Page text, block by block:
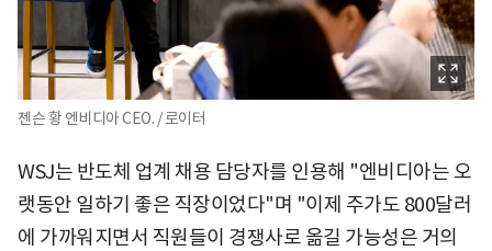
젠슨 황 엔비디아 CEO. / 로이터
WSJ는 반도체 업계 채용 담당자를 인용해 "엔비디아는 오
랫동안 일하기 좋은 직장이었다"며 "이제 주가도 800달러
에 가까워지면서 직원들이 경쟁사로 옮길 가능성은 거의